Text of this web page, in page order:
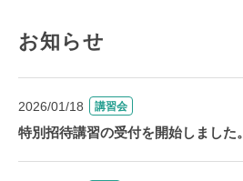
お知らせ
2026/01/18 講習会
特別招待講習の受付を開始しました。